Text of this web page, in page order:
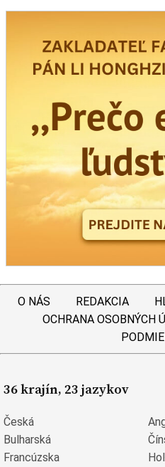
O NÁS REDAKCIA
OCHRANA OSOBNÝCH
36 krajín, 23 jazykov
Česká
Bulharská
Francúzska